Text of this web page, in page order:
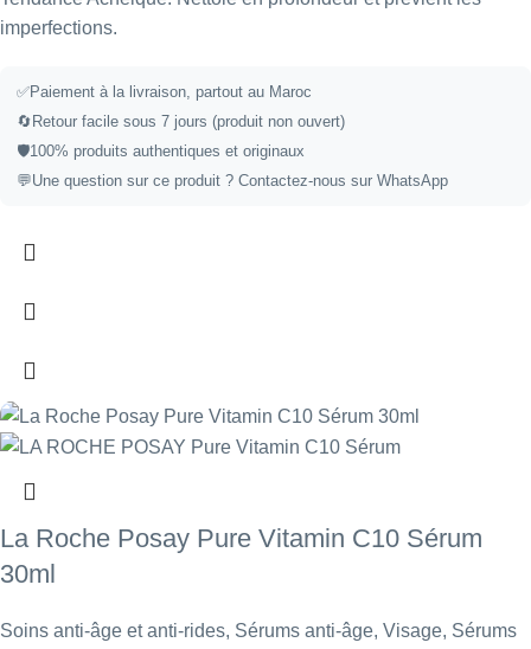
imperfections.
✅Paiement à la livraison, partout au Maroc
🔄Retour facile sous 7 jours (produit non ouvert)
🛡️100% produits authentiques et originaux
💬Une question sur ce produit ? Contactez-nous sur WhatsApp
La Roche Posay Pure Vitamin C10 Sérum
30ml
Soins anti-âge et anti-rides, Sérums anti-âge, Visage, Sérums